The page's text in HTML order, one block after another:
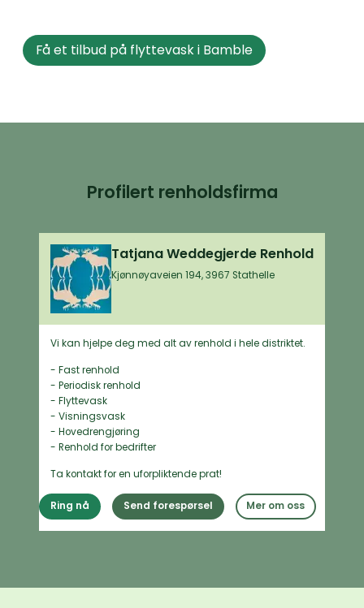
Få et tilbud på flyttevask i Bamble
Profilert renholdsfirma
Tatjana Weddegjerde Renhold
Kjønnøyaveien 194, 3967 Stathelle
Vi kan hjelpe deg med alt av renhold i hele distriktet.
- Fast renhold
- Periodisk renhold
- Flyttevask
- Visningsvask
- Hovedrengjøring
- Renhold for bedrifter
Ta kontakt for en uforpliktende prat!
Ring nå Send forespørsel Mer om oss